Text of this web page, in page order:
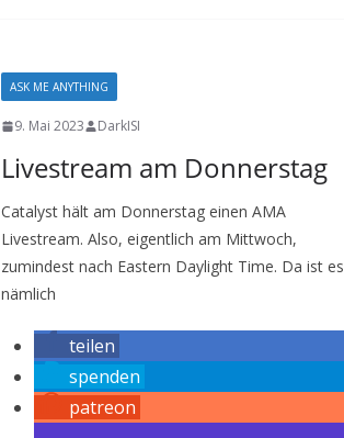
ASK ME ANYTHING
9. Mai 2023 DarkISI
Livestream am Donnerstag
Catalyst hält am Donnerstag einen AMA
Livestream. Also, eigentlich am Mittwoch,
zumindest nach Eastern Daylight Time. Da ist es
nämlich
teilen
spenden
patreon